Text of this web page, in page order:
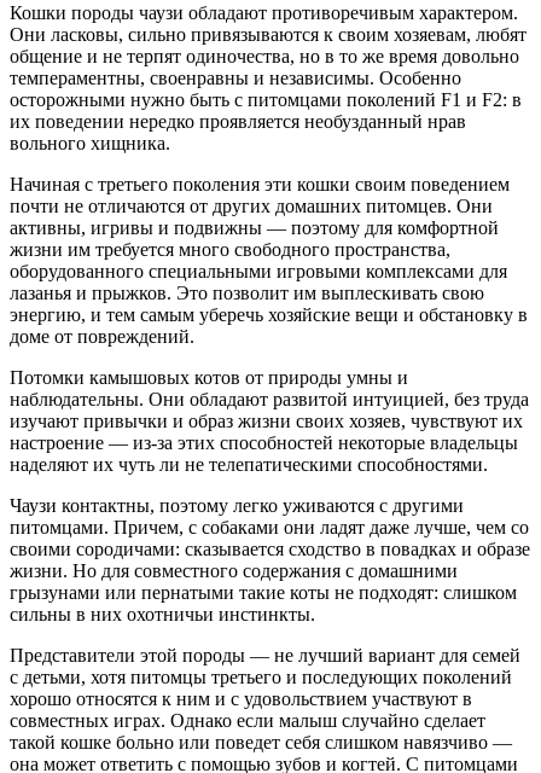
Кошки породы чаузи обладают противоречивым характером.
Они ласковы, сильно привязываются к своим хозяевам, любят
общение и не терпят одиночества, но в то же время довольно
темпераментны, своенравны и независимы. Особенно
осторожными нужно быть с питомцами поколений F1 и F2: в
их поведении нередко проявляется необузданный нрав
вольного хищника.
Начиная с третьего поколения эти кошки своим поведением
почти не отличаются от других домашних питомцев. Они
активны, игривы и подвижны — поэтому для комфортной
жизни им требуется много свободного пространства,
оборудованного специальными игровыми комплексами для
лазанья и прыжков. Это позволит им выплескивать свою
энергию, и тем самым уберечь хозяйские вещи и обстановку в
доме от повреждений.
Потомки камышовых котов от природы умны и
наблюдательны. Они обладают развитой интуицией, без труда
изучают привычки и образ жизни своих хозяев, чувствуют их
настроение — из-за этих способностей некоторые владельцы
наделяют их чуть ли не телепатическими способностями.
Чаузи контактны, поэтому легко уживаются с другими
питомцами. Причем, с собаками они ладят даже лучше, чем со
своими сородичами: сказывается сходство в повадках и образе
жизни. Но для совместного содержания с домашними
грызунами или пернатыми такие коты не подходят: слишком
сильны в них охотничьи инстинкты.
Представители этой породы — не лучший вариант для семей
с детьми, хотя питомцы третьего и последующих поколений
хорошо относятся к ним и с удовольствием участвуют в
совместных играх. Однако если малыш случайно сделает
такой кошке больно или поведет себя слишком навязчиво —
она может ответить с помощью зубов и когтей. С питомцами